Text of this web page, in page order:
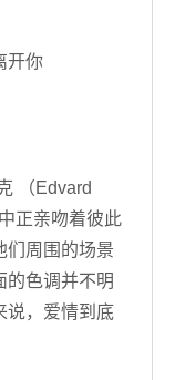
开你
（Edvard
正亲吻着彼此
们周围的场景
的色调并不明
说，爱情到底